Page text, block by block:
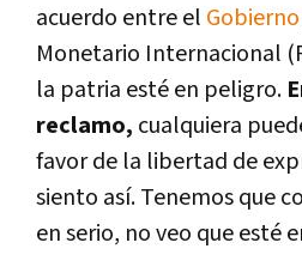
acuerdo entre el Gobierno
Monetario Internacional
la patria esté en peligro.
reclamo, cualquiera
favor de la libertad de
siento así­. Tenemos que
en serio, no veo que esté